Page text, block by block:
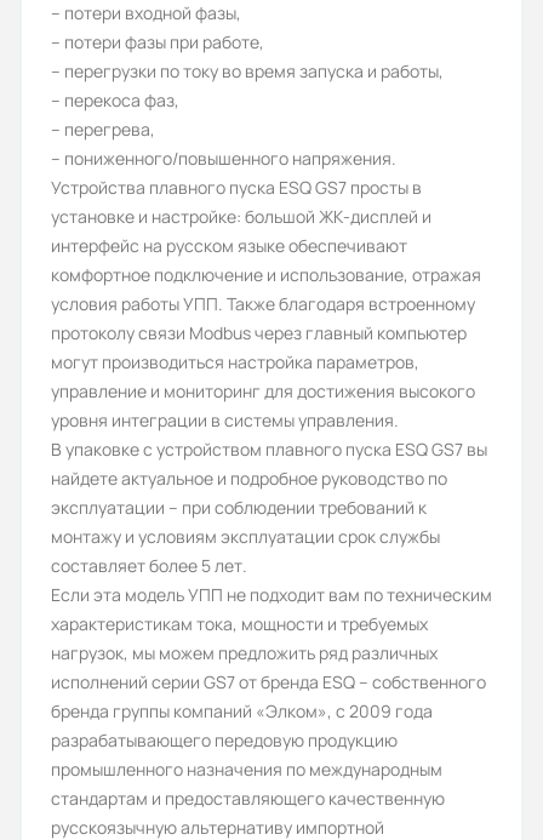
– потери входной фазы,
– потери фазы при работе,
– перегрузки по току во время запуска и работы,
– перекоса фаз,
– перегрева,
– пониженного/повышенного напряжения.
Устройства плавного пуска ESQ GS7 просты в
установке и настройке: большой ЖК-дисплей и
интерфейс на русском языке обеспечивают
комфортное подключение и использование, отражая
условия работы УПП. Также благодаря встроенному
протоколу связи Modbus через главный компьютер
могут производиться настройка параметров,
управление и мониторинг для достижения высокого
уровня интеграции в системы управления.
В упаковке с устройством плавного пуска ESQ GS7 вы
найдете актуальное и подробное руководство по
эксплуатации – при соблюдении требований к
монтажу и условиям эксплуатации срок службы
составляет более 5 лет.
Если эта модель УПП не подходит вам по техническим
характеристикам тока, мощности и требуемых
нагрузок, мы можем предложить ряд различных
исполнений серии GS7 от бренда ESQ – собственного
бренда группы компаний «Элком», с 2009 года
разрабатывающего передовую продукцию
промышленного назначения по международным
стандартам и предоставляющего качественную
русскоязычную альтернативу импортной